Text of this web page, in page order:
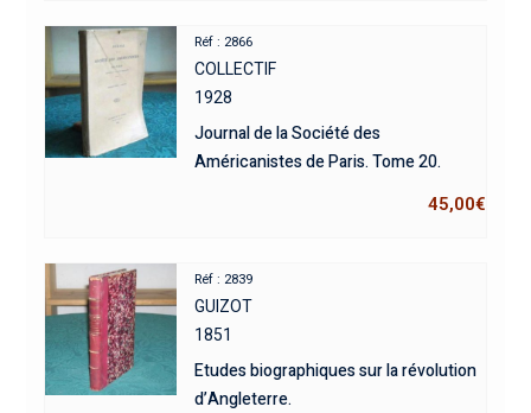
Réf : 2866
COLLECTIF
1928
Journal de la Société des
Américanistes de Paris. Tome 20.
45,00€
Réf : 2839
GUIZOT
1851
Etudes biographiques sur la révolution
d’Angleterre.